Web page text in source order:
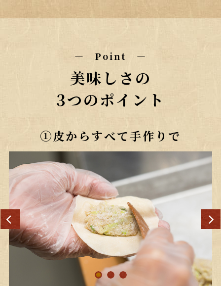
― Point ―
美味しさの
3つのポイント
①皮からすべて手作りで